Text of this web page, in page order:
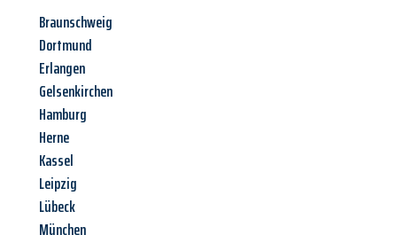
Braunschweig
Dortmund
Erlangen
Gelsenkirchen
Hamburg
Herne
Kassel
Leipzig
Lübeck
München